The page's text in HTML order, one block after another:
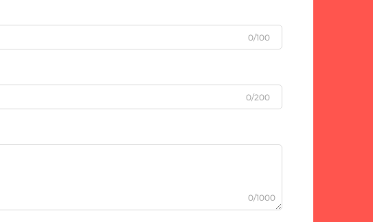
0/100
0/200
0/1000